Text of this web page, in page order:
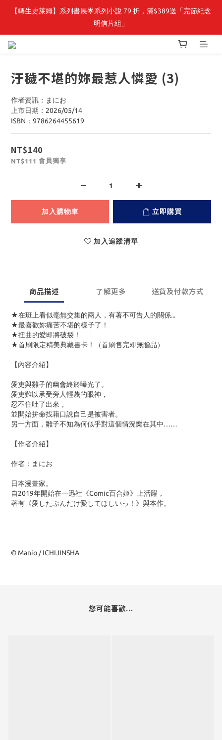
【轉生史萊姆】系列書展🌟系列小說 79 折，滿$389送「完節紀念
明信片組」
【轉生史萊姆】系列書展🌟系列小說 79 折，滿$389送「完節紀念
明信片組」
🎉線上漫博全館7折起💛滿1000送1000購物金💛滿3000現折300🎉
【抽籤堂】 影之強者、你又被殺了呢，偵探大人、約會大作戰、
【轉生史萊姆】系列書展🌟系列小說 79 折，滿$389送「完節紀念
汙穢不堪的妳最惹人憐愛 (3)
作者資訊：まにお
上市日期：2026/05/14
ISBN：9786264455619
NT$140
NT$111 會員獨享
加入購物車 立即購買
加入追蹤清單
商品描述 了解更多 送貨及付款方式
★在班上看似毫無交集的兩人，有著不可告人的關係...
★最喜歡妳痛苦不堪的樣子了！
★扭曲的愛即將破裂！
★首刷限定精美典藏書卡！（首刷售完即無贈品）
【內容介紹】
愛吏與雛子的幽會終於曝光了。
愛吏難以承受旁人輕蔑的眼神，
忍不住吐了出來，
並開始拚命找藉口說自己是被害者。
另一方面，雛子不知為何似乎對這個情況樂在其中……
【作者介紹】
作者：まにお
日本漫畫家。
自2019年開始在一迅社《Comic百合姬》上活躍，
著有《愛したぶんだけ愛してほしいっ！》與本作。
© Manio / ICHIJINSHA
您可能喜歡...